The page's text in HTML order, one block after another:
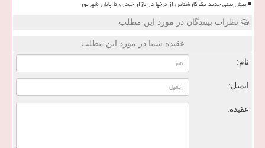
پیش بینی جدید یک کارشناس از نرخها در بازار خودرو تا پایان شهریور
نظرات بینندگان در مورد این مطلب
عقیده شما در مورد این مطلب
نام:
ایمیل:
عقیده: